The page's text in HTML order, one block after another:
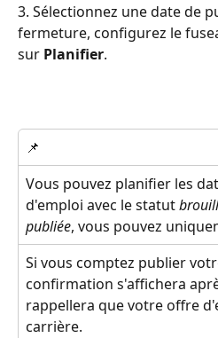
3. Sélectionnez une date de
fermeture, configurez le
sur Planifier.
📌
Vous pouvez planifier les
d'emploi avec le statut
publiée, vous pouvez
Si vous comptez publier
confirmation s'affichera
rappellera que votre offre
carrière.